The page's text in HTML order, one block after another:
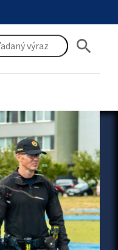
search